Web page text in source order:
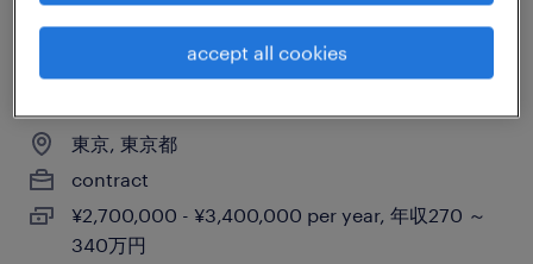
事業におけるサポート事務（ほぼ在宅ワー
ク、月に最大3～4回程度新宿出勤）（契約
社員）（東京都）
東京, 東京都
contract
¥2,700,000 - ¥3,400,000 per year, 年収270 ～
340万円
accept all cookies